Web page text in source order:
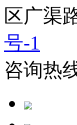
区广渠
号-1
咨询热